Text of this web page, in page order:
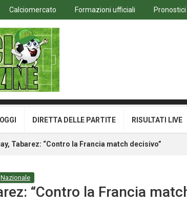
Calciomercato Formazioni ufficiali Pronostici
DIRETTA DELLE PARTITE RISULTATI LIVE
Tabarez: “Contro la Francia match decisivo”
Nazionale
“Contro la Francia